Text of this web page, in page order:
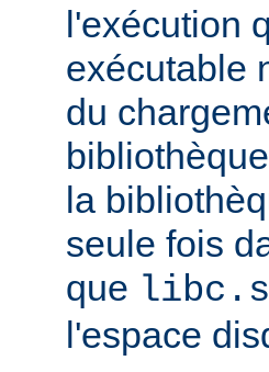
l'exécution
exécutable
du
la
seule fois
que
l'espace